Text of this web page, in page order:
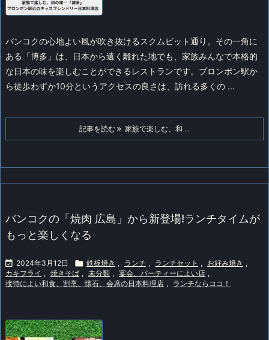
バンコクの心地よい風が吹き抜けるスクムビット通り。その一角に
ある「博多」は、日本から遠く離れた地でも、家族みんなで本格的
な日本の味を楽しむことができるレストランです。プロンポン駅か
ら徒歩わずか10分というアクセスの良さは、訪れる多くの ...
記事を読む 家族で楽しむ、和 ...
バンコクの「焼肉 広島」から新登場!ランチタイムが
もっと楽しくなる
 2024年3月12日  鉄板焼き , ランチ , ランチセット , お好み焼き ,
カキフライ , 焼きそば , 未分類 , 宴会、パーティーによい店 ,
接待によい和食、割烹、懐石、会席の日本料理店 , ランチならココ！